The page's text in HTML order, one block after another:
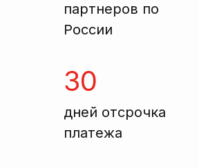
партнеров по
России
30
дней отсрочка
платежа